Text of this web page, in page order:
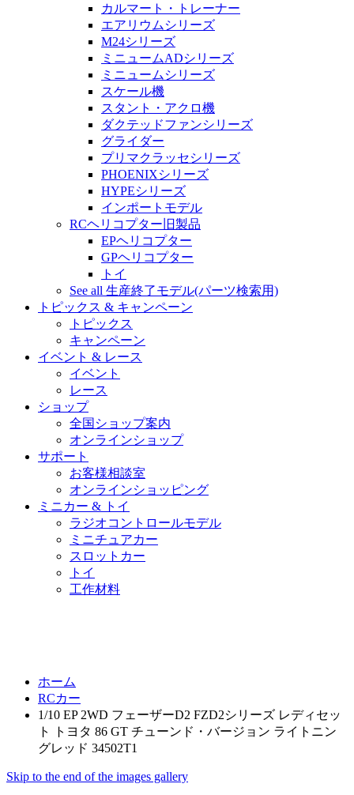
カルマート・トレーナー
エアリウムシリーズ
M24シリーズ
ミニュームADシリーズ
ミニュームシリーズ
スケール機
スタント・アクロ機
ダクテッドファンシリーズ
グライダー
プリマクラッセシリーズ
PHOENIXシリーズ
HYPEシリーズ
インポートモデル
RCヘリコプター旧製品
EPヘリコプター
GPヘリコプター
トイ
See all 生産終了モデル(パーツ検索用)
トピックス & キャンペーン
トピックス
キャンペーン
イベント & レース
イベント
レース
ショップ
全国ショップ案内
オンラインショップ
サポート
お客様相談室
オンラインショッピング
ミニカー & トイ
ラジオコントロールモデル
ミニチュアカー
スロットカー
トイ
工作材料
ホーム
RCカー
1/10 EP 2WD フェーザーD2 FZD2シリーズ レディセッ
ト トヨタ 86 GT チューンド・バージョン ライトニン
グレッド 34502T1
Skip to the end of the images gallery